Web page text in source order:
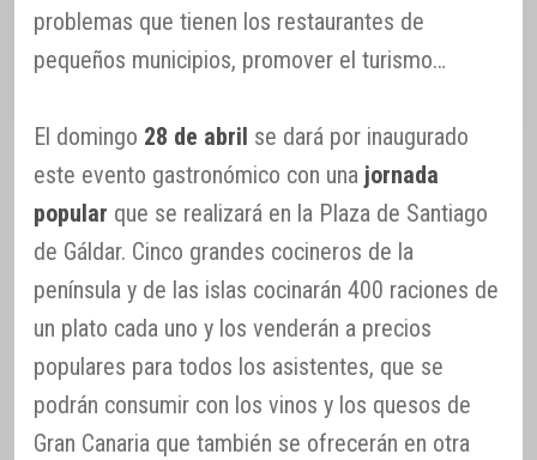
problemas que tienen los restaurantes de
pequeños municipios, promover el turismo…
El domingo 28 de abril se dará por inaugurado
este evento gastronómico con una jornada
popular que se realizará en la Plaza de Santiago
de Gáldar. Cinco grandes cocineros de la
península y de las islas cocinarán 400 raciones de
un plato cada uno y los venderán a precios
populares para todos los asistentes, que se
podrán consumir con los vinos y los quesos de
Gran Canaria que también se ofrecerán en otra